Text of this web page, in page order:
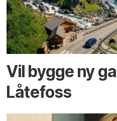
Vil bygge ny
Låtefoss